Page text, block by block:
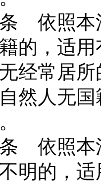
依照本
的，适
经常居
然人无
依照本
明的，